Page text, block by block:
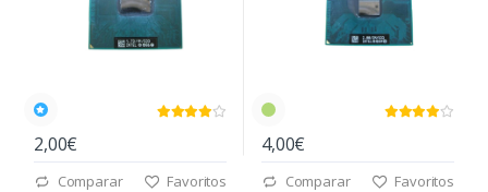
2,00€
Comparar Favoritos
4,00€
Comparar Favoritos